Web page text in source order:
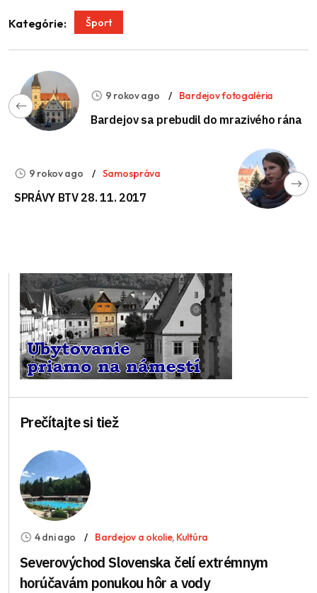
Kategórie: Šport
9 rokov ago Bardejov fotogaléria
Bardejov sa prebudil do mrazivého rána
9 rokov ago Samospráva
SPRÁVY BTV 28. 11. 2017
Prečítajte si tiež
4 dni ago Bardejov a okolie, Kultúra
Severovýchod Slovenska čelí extrémnym
horúčavám ponukou hôr a vody